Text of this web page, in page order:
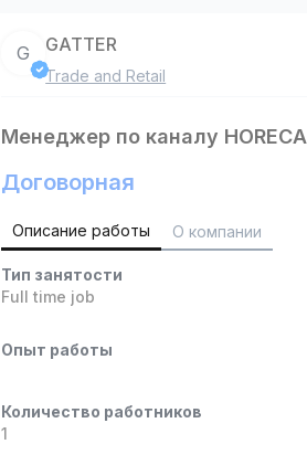
G GATTER
Trade and Retail
Менеджер по каналу HORECA
Договорная
Описание работы О компании
Тип занятости
Full time job
Опыт работы
Количество работников
1